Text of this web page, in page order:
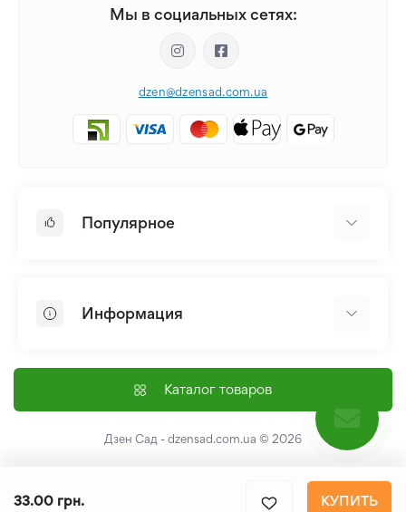
33.00 грн. КУПИТЬ
Мы в социальных сетях:
dzen@dzensad.com.ua
Популярное
Лилия
Семена
Информация
Доставка и оплата
Контакты
Каталог товаров
Дзен Сад - dzensad.com.ua © 2026